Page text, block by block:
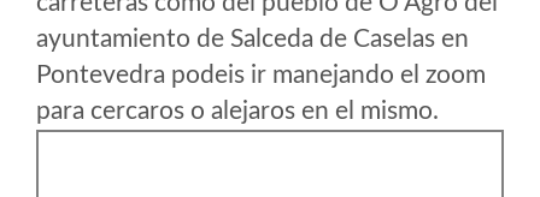
ayuntamiento de Salceda de Caselas en
Pontevedra podeis ir manejando el zoom
para cercaros o alejaros en el mismo.